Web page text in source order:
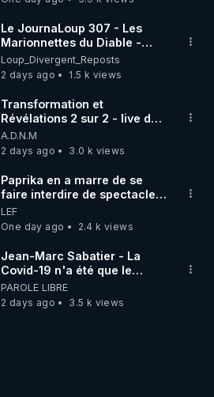
Le JournaLoup 307 - Les
Marionnettes du Diable -
Loup Divergent 2026.08.07
Loup_Divergent_Reposts
2 days ago
1.5 k views
Transformation et
Révélations 2 sur 2 - live du
07/08/26
A.D.N.M
2 days ago
3.0 k views
Paprika en a marre de se
faire interdire de spectacle.
Elle décide donc de devenir
DJ !
LEF
One day ago
2.4 k views
Jean-Marc Sabatier - La
Covid-19 n'a été que le
début - L'ARNm & l'ARNm-aa
jusqu où auront-t-il ?
PAROLE LIBRE
2 days ago
3.5 k views